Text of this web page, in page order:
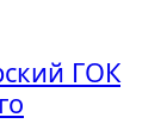
ГОК